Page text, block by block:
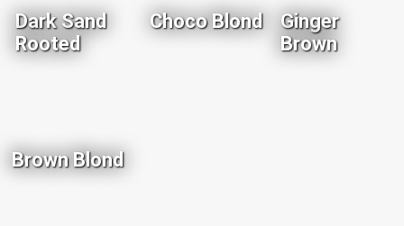
Dark Sand
Rooted
Choco Blond
Ginger
Brown
Brown Blond